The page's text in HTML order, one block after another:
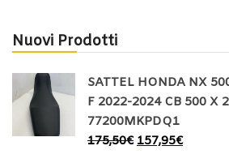
Nuovi Prodotti
SATTEL HONDA NX
F 2022-2024 CB 500 X
77200MKPDQ1
175,50€ 157,95€